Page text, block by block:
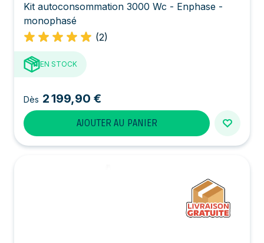
Kit autoconsommation 3000 Wc - Enphase -
monophasé
(2)
EN STOCK
Dès 2 199,90 €
AJOUTER AU PANIER